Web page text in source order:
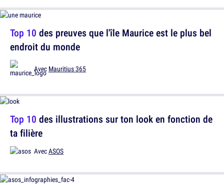
Top 10 des illustrations sur ton look en fonction de
ta filière
AvecASOS
Top 10 des preuves que l'île Maurice est le plus bel
endroit du monde
Avec Mauritius 365